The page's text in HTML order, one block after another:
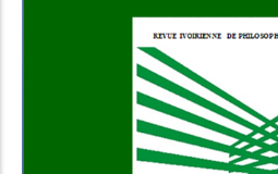
Add to Cart